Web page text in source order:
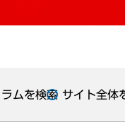
ムを検索 サイト全体